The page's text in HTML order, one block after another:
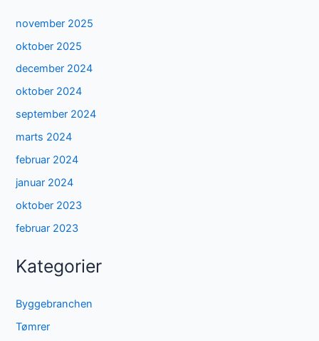
november 2025
oktober 2025
december 2024
oktober 2024
september 2024
marts 2024
februar 2024
januar 2024
oktober 2023
februar 2023
Kategorier
Byggebranchen
Tømrer